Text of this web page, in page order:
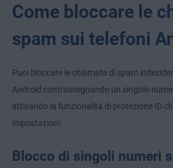
Come bloccare le
spam sui telefoni
Puoi bloccare le chiamate di spam
Android contrassegnando un singolo
attivando la funzionalità di protezione ID
impostazioni.
Blocco di singoli numeri